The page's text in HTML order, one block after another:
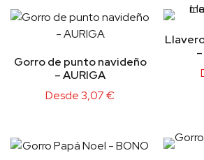
Gorro de punto navideño
– AURIGA
Desde3,07€